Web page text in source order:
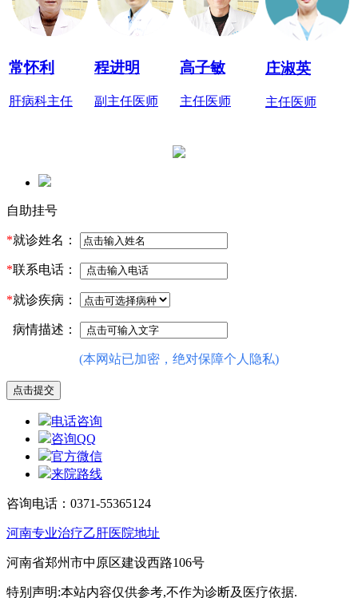
常怀利
肝病科主任
程进明
副主任医师
高子敏
主任医师
庄淑英
主任医师
自助挂号
*就诊姓名：
*联系电话：
*就诊疾病：
病情描述：
(本网站已加密，绝对保障个人隐私)
电话咨询
咨询QQ
官方微信
来院路线
咨询电话：0371-55365124
河南专业治疗乙肝医院地址
河南省郑州市中原区建设西路106号
特别声明:本站内容仅供参考,不作为诊断及医疗依据.